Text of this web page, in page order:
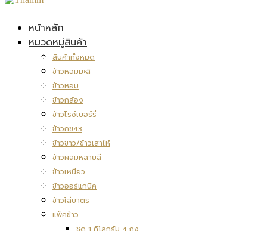
หน้าหลัก
หมวดหมู่สินค้า
สินค้าทั้งหมด
ข้าวหอมมะลิ
ข้าวหอม
ข้าวกล้อง
ข้าวไรซ์เบอร์รี่
ข้าวกข43
ข้าวขาว/ข้าวเสาไห้
ข้าวผสมหลายสี
ข้าวเหนียว
ข้าวออร์แกนิค
ข้าวใส่บาตร
แพ็คข้าว